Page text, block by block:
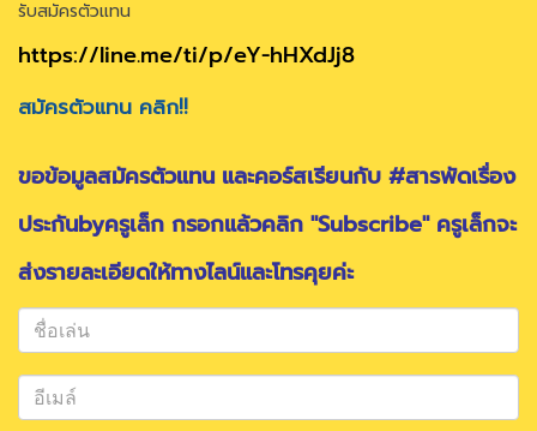
รับสมัครตัวแทน
https://line.me/ti/p/eY-hHXdJj8
สมัครตัวแทน คลิก!!
ขอข้อมูลสมัครตัวแทน และคอร์สเรียนกับ #สารพัดเรื่อง
ประกันbyครูเล็ก กรอกแล้วคลิก "Subscribe" ครูเล็กจะ
ส่งรายละเอียดให้ทางไลน์และโทรคุยค่ะ